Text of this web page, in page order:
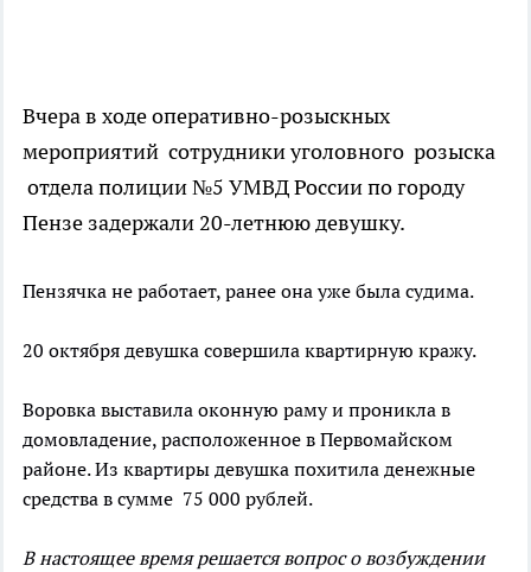
Вчера в ходе оперативно-розыскных
мероприятий сотрудники уголовного розыска
отдела полиции №5 УМВД России по городу
Пензе задержали 20-летнюю девушку.
Пензячка не работает, ранее она уже была судима.
20 октября девушка совершила квартирную кражу.
Воровка выставила оконную раму и проникла в
домовладение, расположенное в Первомайском
районе. Из квартиры девушка похитила денежные
средства в сумме 75 000 рублей.
В настоящее время решается вопрос о возбуждении